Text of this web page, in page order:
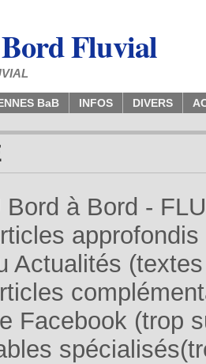
Fluvial
BaB INFOS DIVERS
Bord à Bord -
Actualités
Facebook (trop